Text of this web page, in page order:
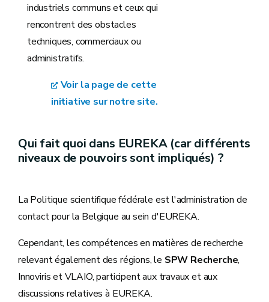
industriels communs et ceux qui
rencontrent des obstacles
techniques, commerciaux ou
administratifs.
Voir la page de cette
initiative sur notre site.
Qui fait quoi dans EUREKA (car différents
niveaux de pouvoirs sont impliqués) ?
La Politique scientifique fédérale est l'administration de
contact pour la Belgique au sein d'EUREKA.
Cependant, les compétences en matières de recherche
relevant également des régions, le SPW Recherche,
Innoviris et VLAIO, participent aux travaux et aux
discussions relatives à EUREKA.